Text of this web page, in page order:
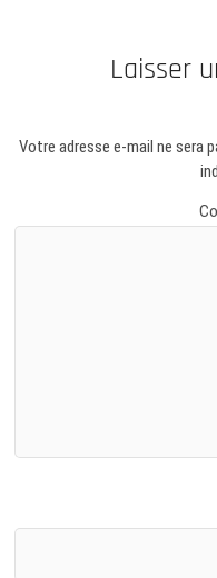
Laisser
Votre adresse e-mail ne sera